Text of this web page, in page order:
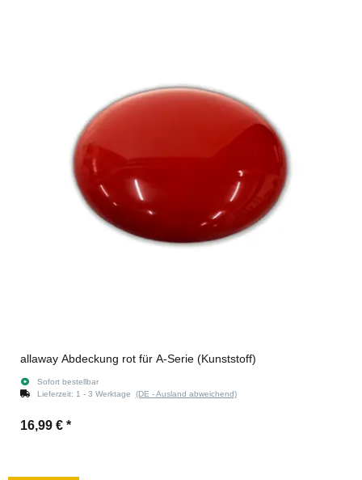
allaway Abdeckung rot für A-Serie (Kunststoff)
Sofort bestellbar
Lieferzeit: 1 - 3 Werktage (DE - Ausland abweichend)
16,99 € *